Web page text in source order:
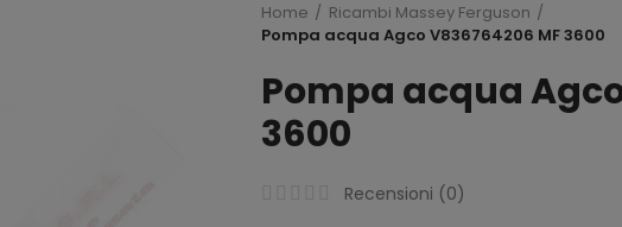
Home
Ricambi Massey Ferguson
Pompa acqua Agco V836764206 MF 3600
Pompa acqua
3600
Recensioni (0)